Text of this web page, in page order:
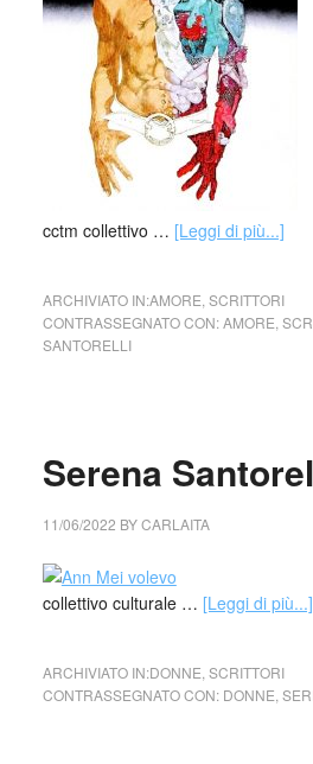
cctm collettivo … [Leggi di più...]
ARCHIVIATO IN:AMORE SCRITTORI
CONTRASSEGNATO CON:AMORE
SANTORELLI
Serena
11/06/2022 BYCARLAITA
collettivo culturale … [Leggi di più...]
ARCHIVIATO IN:DONNE SCRITTORI
CONTRASSEGNATO CON: DONNE